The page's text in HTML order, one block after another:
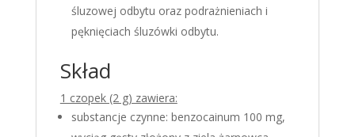
śluzowej odbytu oraz podrażnieniach i
pęknięciach śluzówki odbytu.
Skład
1 czopek (2 g) zawiera:
substancje czynne: benzocainum 100 mg,